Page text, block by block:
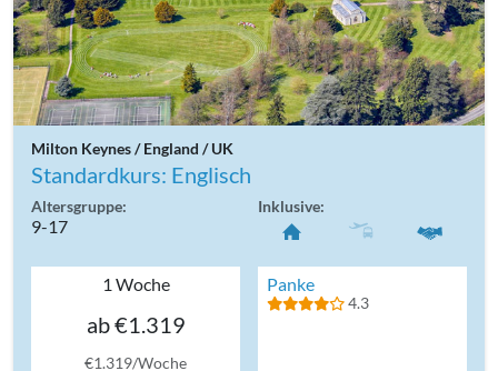
Milton Keynes / England / UK
Standardkurs: Englisch
Altersgruppe:
9-17
Inklusive:
1 Woche
ab €1.319
€1.319/Woche
Panke
4.3